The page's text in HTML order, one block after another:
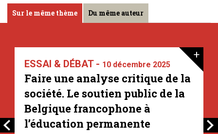
Sur le même thème Du même auteur
ESSAI & DÉBAT - 10 décembre 2025
Faire une analyse critique de la
société. Le soutien public de la
Belgique francophone à
l’éducation permanente
+